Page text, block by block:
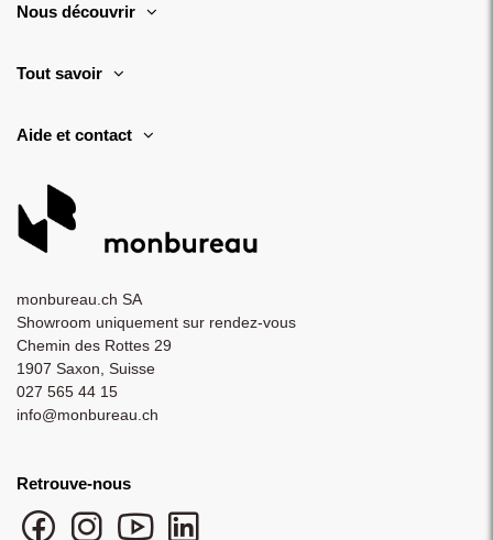
Nous découvrir
Tout savoir
Aide et contact
monbureau.ch SA
Showroom uniquement sur rendez-vous
Chemin des Rottes 29
1907 Saxon, Suisse
027 565 44 15
info@monbureau.ch
Retrouve-nous
Facebook monbureau
Instagram monbureau
YouTube monbureau